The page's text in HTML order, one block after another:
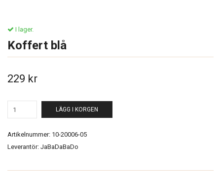
I lager.
Koffert blå
229 kr
LÄGG I KORGEN
Artikelnummer: 10-20006-05
Leverantör: JaBaDaBaDo